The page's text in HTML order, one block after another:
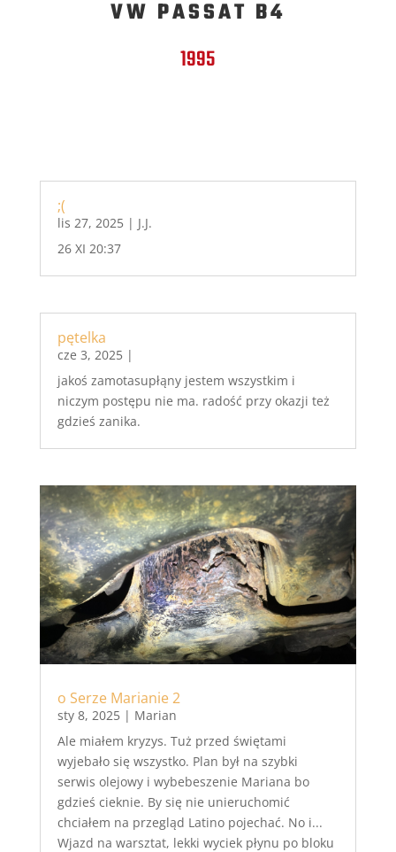
VW PASSAT B4
1995
;(
lis 27, 2025| J.J.
26 XI 20:37
pętelka
cze 3, 2025|
jakoś zamotasupłąny jestem wszystkim i
niczym postępu nie ma. radość przy okazji też
gdzieś zanika.
o Serze Marianie 2
sty 8, 2025| Marian
Ale miałem kryzys. Tuż przed świętami
wyjebało się wszystko. Plan był na szybki
serwis olejowy i wybebeszenie Mariana bo
gdzieś cieknie. By się nie unieruchomić
chciałem na przegląd Latino pojechać. No i...
Wjazd na warsztat, lekki wyciek płynu po bloku